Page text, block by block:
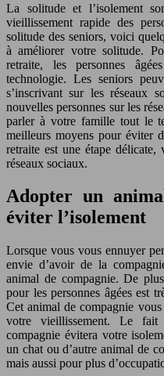
La solitude et l’isolement
vieillissement rapide des
solitude des seniors, voici
à améliorer votre solitude.
retraite, les personnes
technologie. Les seniors
s’inscrivant sur les réseaux
nouvelles personnes sur les
parler à votre famille tout le
meilleurs moyens pour éviter
retraite est une étape
réseaux sociaux.
Adopter un
éviter l’isolement
Lorsque vous vous ennuyer
envie d’avoir de la
animal de compagnie. De
pour les personnes âgées est
Cet animal de compagnie
votre vieillissement. Le
compagnie évitera votre
un chat ou d’autre animal de
mais aussi pour plus